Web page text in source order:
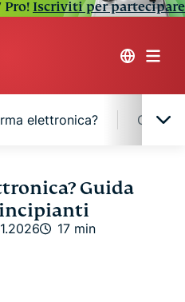
Pro! Iscriviti per partecipare
elettronica? Come
elettronica?
vincolante?
Guida
17 min